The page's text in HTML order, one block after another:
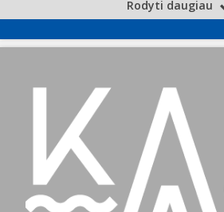
Rodyti daugiau